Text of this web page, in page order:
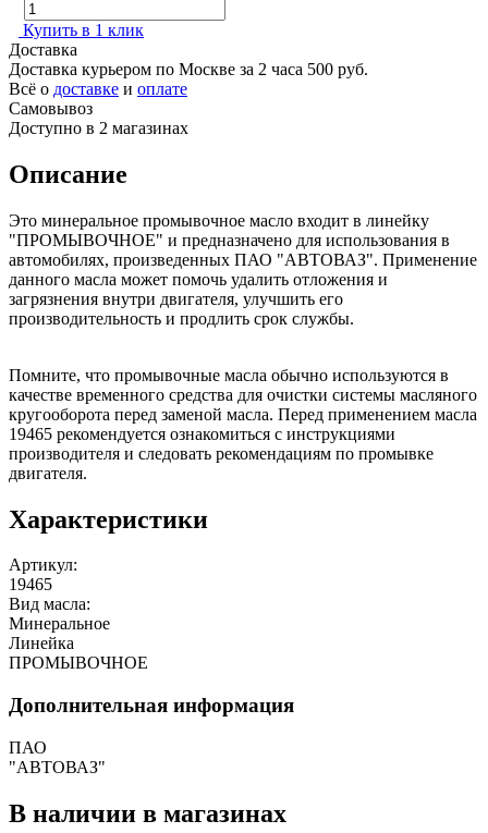
Купить в 1 клик
Доставка
Доставка курьером по Москве за 2 часа 500 руб.
Всё о доставке и оплате
Самовывоз
Доступно в 2 магазинах
Описание
Это минеральное промывочное масло входит в линейку
"ПРОМЫВОЧНОЕ" и предназначено для использования в
автомобилях, произведенных ПАО "АВТОВАЗ". Применение
данного масла может помочь удалить отложения и
загрязнения внутри двигателя, улучшить его
производительность и продлить срок службы.
Помните, что промывочные масла обычно используются в
качестве временного средства для очистки системы масляного
кругооборота перед заменой масла. Перед применением масла
19465 рекомендуется ознакомиться с инструкциями
производителя и следовать рекомендациям по промывке
двигателя.
Характеристики
Артикул:
19465
Вид масла:
Минеральное
Линейка
ПРОМЫВОЧНОЕ
Дополнительная информация
ПАО
"АВТОВАЗ"
В наличии в магазинах